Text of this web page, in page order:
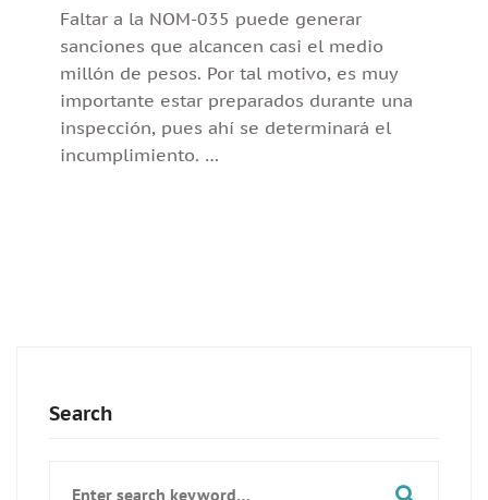
Faltar a la NOM-035 puede generar
sanciones que alcancen casi el medio
millón de pesos. Por tal motivo, es muy
importante estar preparados durante una
inspección, pues ahí se determinará el
incumplimiento. …
Search